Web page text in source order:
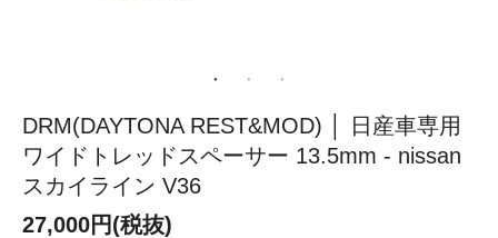
DRM(DAYTONA REST&MOD) │ 日産車専用
ワイドトレッドスペーサー 13.5mm - nissan
スカイライン V36
27,000円(税抜)